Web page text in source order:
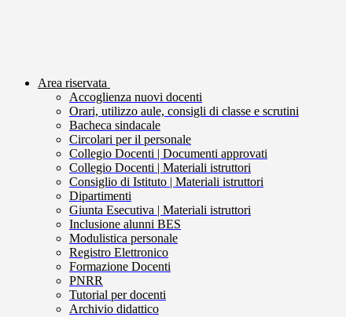
Area riservata
Accoglienza nuovi docenti
Orari, utilizzo aule, consigli di classe e scrutini
Bacheca sindacale
Circolari per il personale
Collegio Docenti | Documenti approvati
Collegio Docenti | Materiali istruttori
Consiglio di Istituto | Materiali istruttori
Dipartimenti
Giunta Esecutiva | Materiali istruttori
Inclusione alunni BES
Modulistica personale
Registro Elettronico
Formazione Docenti
PNRR
Tutorial per docenti
Archivio didattico